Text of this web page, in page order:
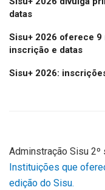
datas
Sisu+ 2026 oferece 9
inscrição e datas
Sisu+ 2026:
Adminstração Sisu 2º
Instituições que
edição do Sisu.